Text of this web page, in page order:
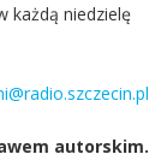
każdą niedzielę
autorskim.